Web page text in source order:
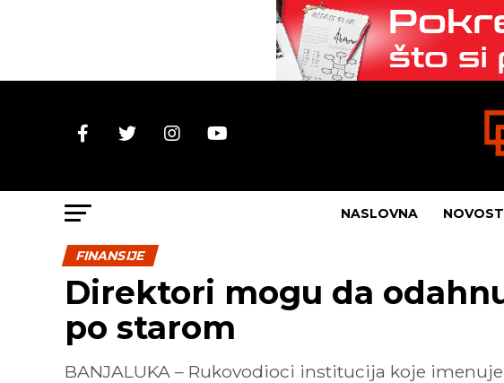
NASLOVNA
FINANSIJE
Direktori mogu da
po starom
BANJALUKA – Rukovodioci institucija koje